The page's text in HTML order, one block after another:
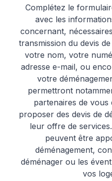
Complétez le
avec les
concernant,
transmission du devis
votre nom, votre
adresse e-mail, ou
votre
permettront
partenaires de
proposer des devis de
leur offre de
peuvent être
déménagement,
déménager ou les
vos